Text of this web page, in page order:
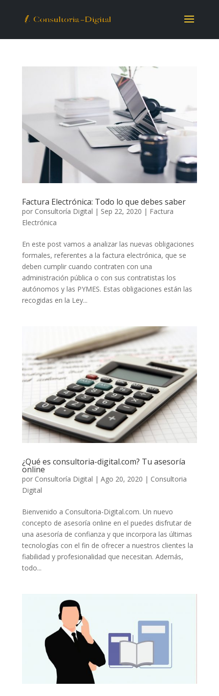
Factura Electrónica: Todo lo que debes saber
por Consultoría Digital | Sep 22, 2020 | Factura
Electrónica
En este post vamos a analizar las nuevas obligaciones
formales, referentes a la factura electrónica, que se
deben cumplir cuando contraten con una
administración pública o con sus contratistas los
autónomos y las PYMES. Estas obligaciones están las
recogidas en la Ley...
¿Qué es consultoria-digital.com? Tu asesoría
online
por Consultoría Digital | Ago 20, 2020 | Consultoria
Digital
Bienvenido a Consultoria-Digital.com. Un nuevo
concepto de asesoría online en el puedes disfrutar de
una asesoría de confianza y que incorpora las últimas
tecnologías con el fin de ofrecer a nuestros clientes la
fiabilidad y profesionalidad que necesitan. Además,
todo...